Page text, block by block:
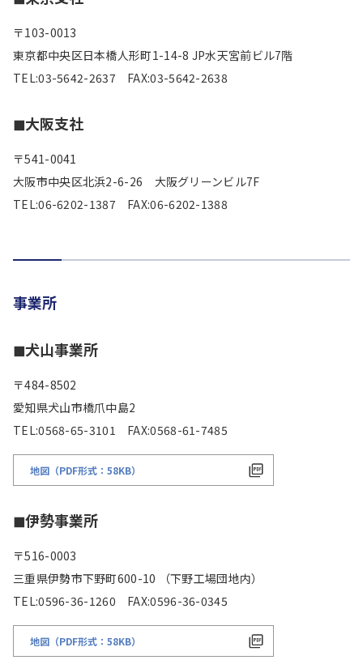
〒103-0013
東京都中央区日本橋人形町1-14-8 JP水天宮前ビル7階
TEL:03-5642-2637 FAX:03-5642-2638
◼︎大阪支社
〒541-0041
大阪市中央区北浜2-6-26 大阪グリーンビル7F
TEL:06-6202-1387 FAX:06-6202-1388
事業所
◼︎犬山事業所
〒484-8502
愛知県犬山市橋爪中島2
TEL:0568-65-3101 FAX:0568-61-7485
地図（PDF形式：58KB）
◼︎伊勢事業所
〒516-0003
三重県伊勢市下野町600-10 （下野工場団地内）
TEL:0596-36-1260 FAX:0596-36-0345
地図（PDF形式：58KB）